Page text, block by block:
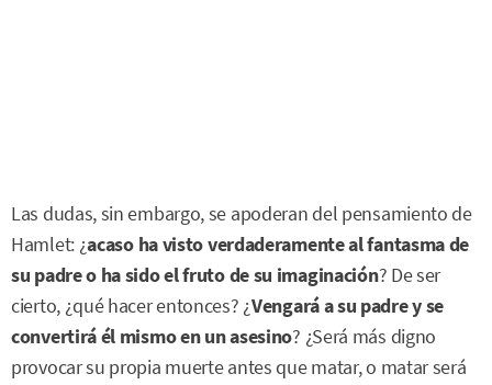
Las dudas, sin embargo, se apoderan del pensamiento de
Hamlet: ¿acaso ha visto verdaderamente al fantasma de
su padre o ha sido el fruto de su imaginación? De ser
cierto, ¿qué hacer entonces? ¿Vengará a su padre y se
convertirá él mismo en un asesino? ¿Será más digno
provocar su propia muerte antes que matar, o matar será